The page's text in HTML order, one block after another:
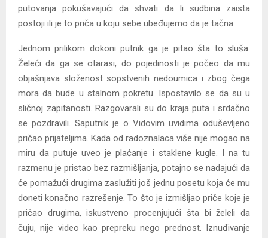
putovanja pokušavajući da shvati da li sudbina zaista
postoji ili je to priča u koju sebe ubeđujemo da je tačna.
Jednom prilikom dokoni putnik ga je pitao šta to sluša.
Želeći da ga se otarasi, do pojedinosti je počeo da mu
objašnjava složenost sopstvenih nedoumica i zbog čega
mora da bude u stalnom pokretu. Ispostavilo se da su u
sličnoj zapitanosti. Razgovarali su do kraja puta i srdačno
se pozdravili. Saputnik je o Vidovim uvidima oduševljeno
pričao prijateljima. Kada od radoznalaca više nije mogao na
miru da putuje uveo je plaćanje i staklene kugle. I na tu
razmenu je pristao bez razmišljanja, potajno se nadajući da
će pomažući drugima zaslužiti još jednu posetu koja će mu
doneti konačno razrešenje. To što je izmišljao priče koje je
pričao drugima, iskustveno procenjujući šta bi želeli da
čuju, nije video kao prepreku nego prednost. Iznuđivanje